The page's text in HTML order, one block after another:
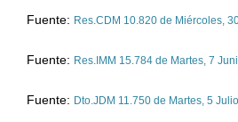
Fuente: Res.CDM 10.820 de Miércoles,
Fuente: Res.IMM 15.784 de Martes, 7
Fuente: Dto.JDM 11.750 de Martes, 5